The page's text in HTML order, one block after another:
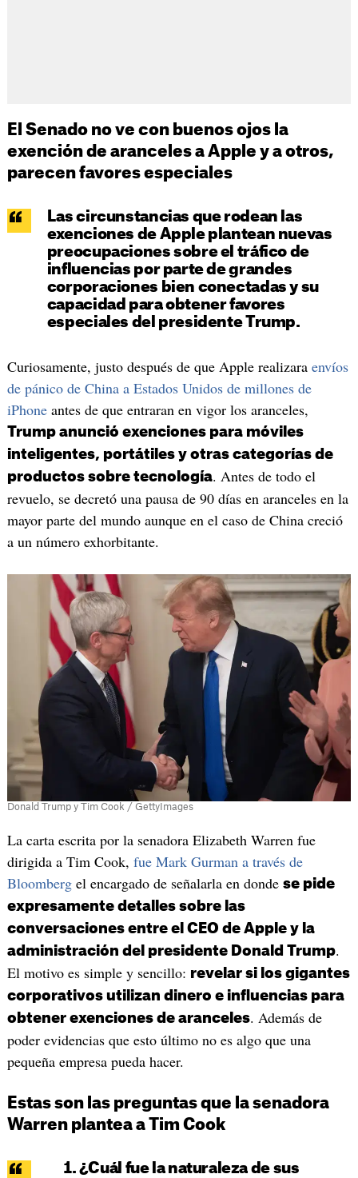
El Senado no ve con buenos ojos la
exención de aranceles a Apple y a otros,
parecen favores especiales
Las circunstancias que rodean las
exenciones de Apple plantean nuevas
preocupaciones sobre el tráfico de
influencias por parte de grandes
corporaciones bien conectadas y su
capacidad para obtener favores
especiales del presidente Trump.
Curiosamente, justo después de que Apple realizara envíos
de pánico de China a Estados Unidos de millones de
iPhoneantes de que entraran en vigor los aranceles,
Trump anunció exenciones para móviles
inteligentes, portátiles y otras categorías de
productos sobre tecnología. Antes de todo el
revuelo, se decretó una pausa de 90 días en aranceles en la
mayor parte del mundo aunque en el caso de China creció
a un número exhorbitante.
Donald Trump y Tim Cook / GettyImages
La carta escrita por la senadora Elizabeth Warren fue
dirigida a Tim Cook, fue Mark Gurman a través de
Bloombergel encargado de señalarla en donde se pide
expresamente detalles sobre las
conversaciones entre el CEO de Apple y la
administración del presidente Donald Trump.
El motivo es simple y sencillo: revelar si los gigantes
corporativos utilizan dinero e influencias para
obtener exenciones de aranceles. Además de
poder evidencias que esto último no es algo que una
pequeña empresa pueda hacer.
Estas son las preguntas que la senadora
Warren plantea a Tim Cook
¿Cuál fue la naturaleza de sus